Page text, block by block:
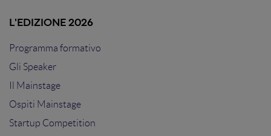
L'EDIZIONE 2026
Programma formativo
Gli Speaker
Il Mainstage
Ospiti Mainstage
Startup Competition